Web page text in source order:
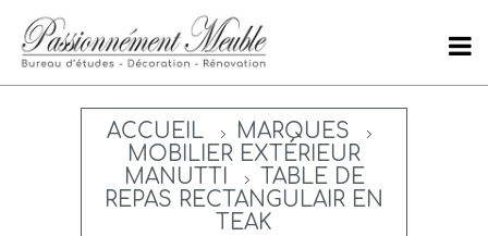
ACCUEIL
MARQUES
MOBILIER EXTÉRIEUR
MANUTTI
TABLE DE
REPAS RECTANGULAIR EN
TEAK